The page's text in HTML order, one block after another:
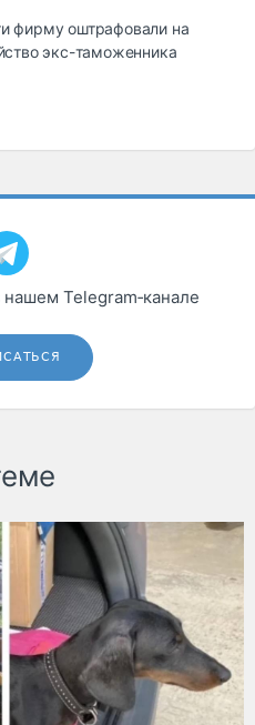
фирму оштрафовали на
экс-таможенника
Telegram‑канале